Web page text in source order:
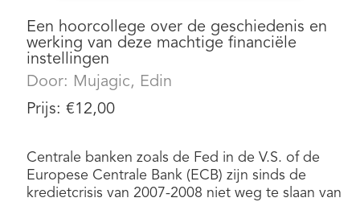
Een hoorcollege over de geschiedenis en
werking van deze machtige financiële
instellingen
Door: Mujagic, Edin
Prijs: €12,00
Centrale banken zoals de Fed in de V.S. of de
Europese Centrale Bank (ECB) zijn sinds de
kredietcrisis van 2007-2008 niet weg te slaan van